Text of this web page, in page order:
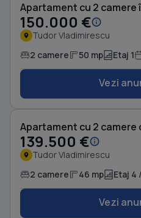
Apartament cu 2 camere
150.000 €
Tudor Vladimirescu
2 camere 50 mp Etaj 1
Vezi
139.500 €
Tudor Vladimirescu
2 camere 46 mp Etaj 4
Vezi